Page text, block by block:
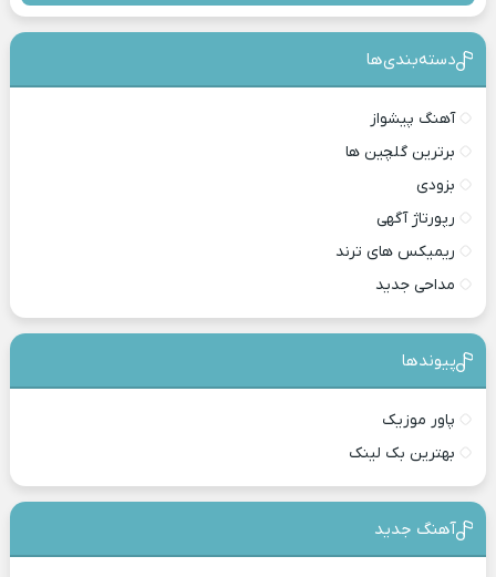
دسته‌بندی‎‌‌ها
آهنگ پیشواز
برترین گلچین ها
بزودی
رپورتاژ آگهی
ریمیکس های ترند
مداحی جدید
پیوندها
پاور موزیک
بهترین بک لینک
آهنگ جدید